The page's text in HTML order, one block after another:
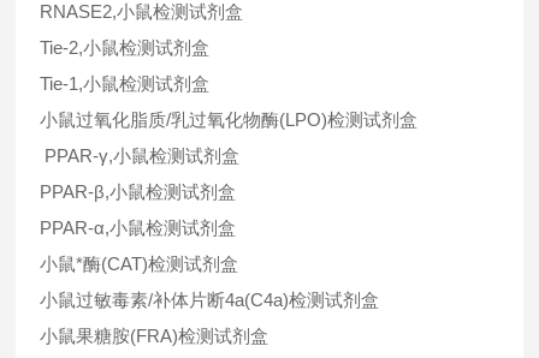
RNASE2,小鼠检测试剂盒
Tie-2,小鼠检测试剂盒
Tie-1,小鼠检测试剂盒
小鼠过氧化脂质/乳过氧化物酶(LPO)检测试剂盒
PPAR-γ,小鼠检测试剂盒
PPAR-β,小鼠检测试剂盒
PPAR-α,小鼠检测试剂盒
小鼠*酶(CAT)检测试剂盒
小鼠过敏毒素/补体片断4a(C4a)检测试剂盒
小鼠果糖胺(FRA)检测试剂盒